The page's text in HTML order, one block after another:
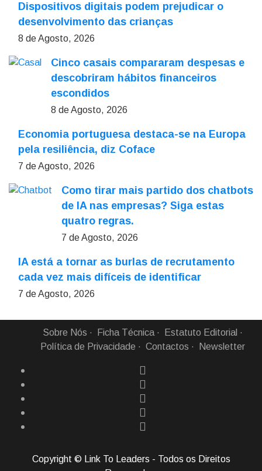
Dispositivos digitais podem prejudicar o
desenvolvimento das crianças
8 de Agosto, 2026
Cinco casais compararam despesas e
descobriram hábitos financeiros
escondidos
8 de Agosto, 2026
Economia portuguesa destaca-se na Europa
pela resiliência, diz Coface
7 de Agosto, 2026
Como tirar mais partido dos chatbots
de IA nas empresas? Siga estas
quatro regras.
7 de Agosto, 2026
IA está a tornar as burlas de recrutamento
cada vez mais difíceis de identificar
7 de Agosto, 2026
Sobre Nós Ficha Técnica
Estatuto Editorial
Política de Privacidade
Contactos Newsletter
Copyright © Link To Leaders - Todos os Direitos